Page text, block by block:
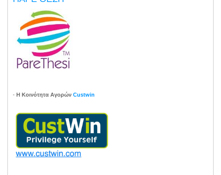
- Η Κοινότητα Αγορών Custwin